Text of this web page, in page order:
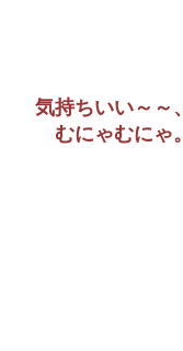
気持ちいい～～
むにゃむにゃ